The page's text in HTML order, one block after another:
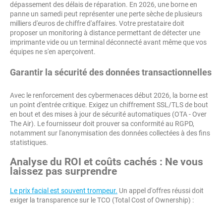
dépassement des délais de réparation. En 2026, une borne en
panne un samedi peut représenter une perte sèche de plusieurs
milliers d'euros de chiffre d'affaires. Votre prestataire doit
proposer un monitoring à distance permettant de détecter une
imprimante vide ou un terminal déconnecté avant même que vos
équipes ne s'en aperçoivent.
Garantir la sécurité des données transactionnelles
Avec le renforcement des cybermenaces début 2026, la borne est
un point d'entrée critique. Exigez un chiffrement SSL/TLS de bout
en bout et des mises à jour de sécurité automatiques (OTA - Over
The Air). Le fournisseur doit prouver sa conformité au RGPD,
notamment sur l'anonymisation des données collectées à des fins
statistiques.
Analyse du ROI et coûts cachés : Ne vous
laissez pas surprendre
Le prix facial est souvent trompeur. Un appel d'offres réussi doit
exiger la transparence sur le TCO (Total Cost of Ownership) :